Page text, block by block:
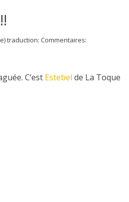
traduction: Commentaires:
C’est Estebel de La Toque